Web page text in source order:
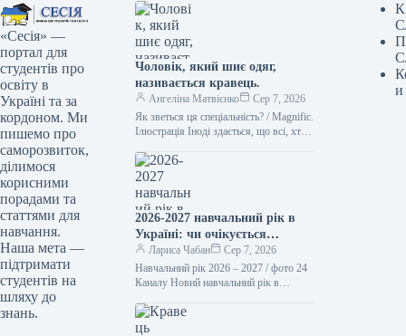
«Сесія» —
портал для
студентів про
освіту в
Україні та за
кордоном. Ми
пишемо про
саморозвиток,
ділимося
корисними
порадами та
статтями для
навчання.
Наша мета —
підтримати
студентів на
шляху до
знань.
Чоловік, який шиє одяг,
називається кравець.
Ангеліна Матвієнко
Сер 7, 2026
Як зветься ця спеціальність? / Magnific.
Ілюстрація Іноді здається, що всі, хто
“швачки”. Проте українська…
2026-2027 навчальний рік в
Україні: чи очікується
підвищення заробітної плати
вчителів та стипендій з 1
вересня
Лариса Чабан
Сер 7, 2026
Навчальний рік 2026 – 2027 / фото 24
Каналу Новий навчальний рік в
розпочнеться 1 вересня. З…
и